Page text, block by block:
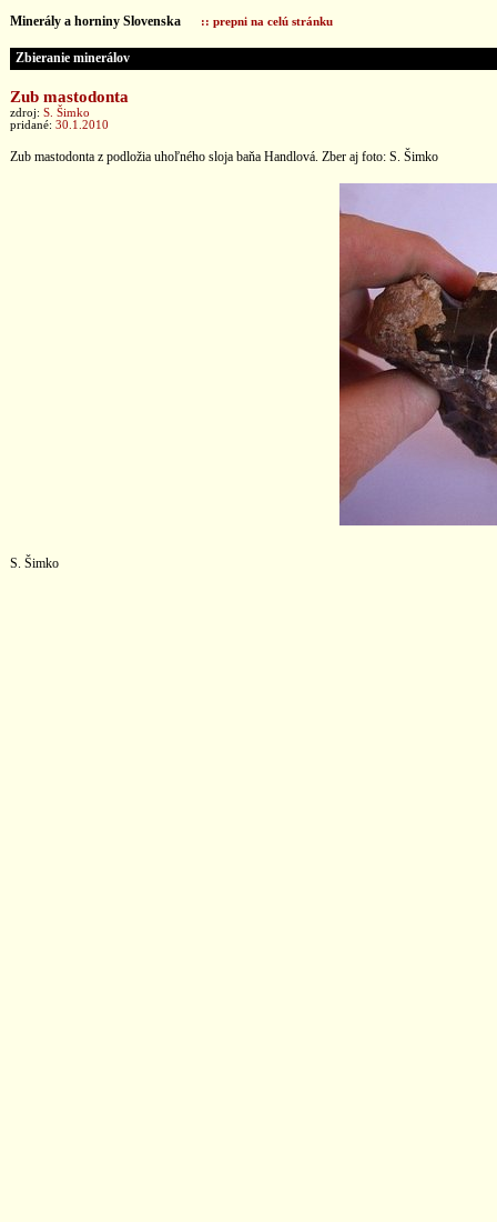
Minerály a horniny Slovenska :: prepni na celú stránku
Zbieranie minerálov
Zub mastodonta
zdroj: S. Šimko
pridané: 30.1.2010
Zub mastodonta z podložia uhoľného sloja baňa Handlová. Zber aj foto: S. Šimko
S. Šimko